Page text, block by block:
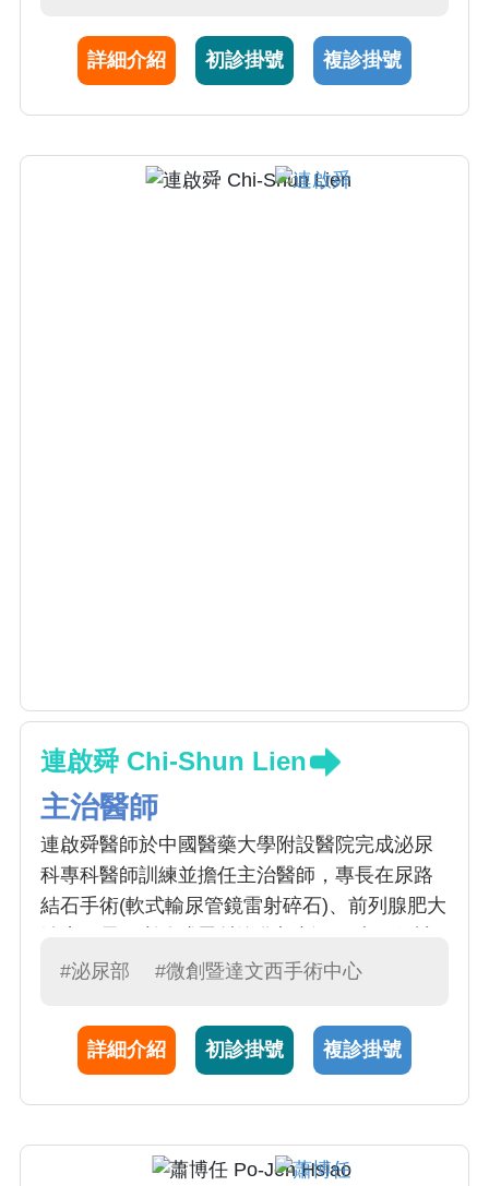
醫學中心再生醫學部門受訓，在組織工程及再
生醫學領域，是國內少有的人才。目前身兼台
詳細介紹 初診掛號 複診掛號
連啟舜 Chi-Shun Lien
主治醫師
連啟舜醫師於中國醫藥大學附設醫院完成泌尿
科專科醫師訓練並擔任主治醫師，專長在尿路
結石手術(軟式輸尿管鏡雷射碎石)、前列腺肥大
（腹腔鏡微創手術）、性功能障礙(藥物或低能
張結紮、結紮後重建、泌尿腫瘤相關手術等
#泌尿部 #微創暨達文西手術中心
詳細介紹 初診掛號 複診掛號